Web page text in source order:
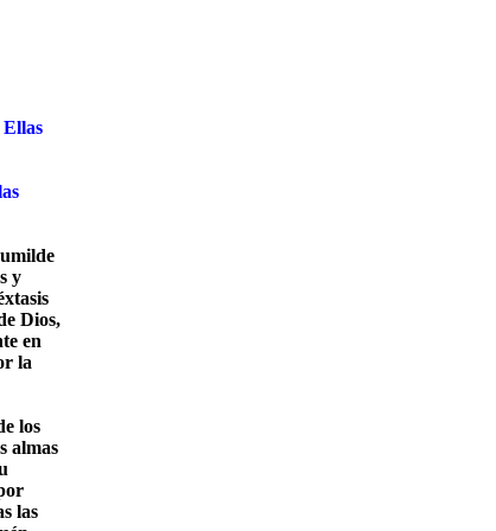
Ellas
y
Dios,
en
la
los
almas
las